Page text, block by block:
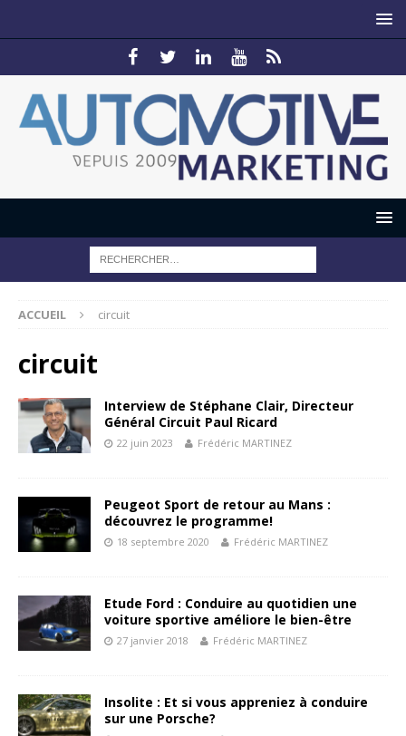
ACCUEIL circuit
circuit
Interview de Stéphane Clair, Directeur
Général Circuit Paul Ricard
22 juin 2023 Frédéric MARTINEZ
Peugeot Sport de retour au Mans :
découvrez le programme!
18 septembre 2020 Frédéric MARTINEZ
Etude Ford : Conduire au quotidien une
voiture sportive améliore le bien-être
27 janvier 2018 Frédéric MARTINEZ
Insolite : Et si vous appreniez à conduire
sur une Porsche?